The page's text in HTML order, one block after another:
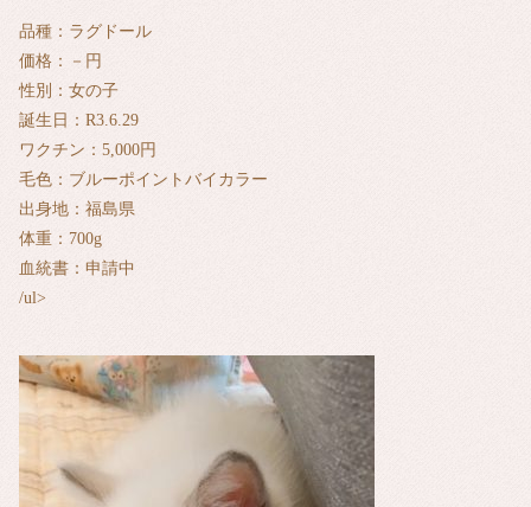
品種：ラグドール
価格：－円
性別：女の子
誕生日：R3.6.29
ワクチン：5,000円
毛色：ブルーポイントバイカラー
出身地：福島県
体重：700g
血統書：申請中
/ul>